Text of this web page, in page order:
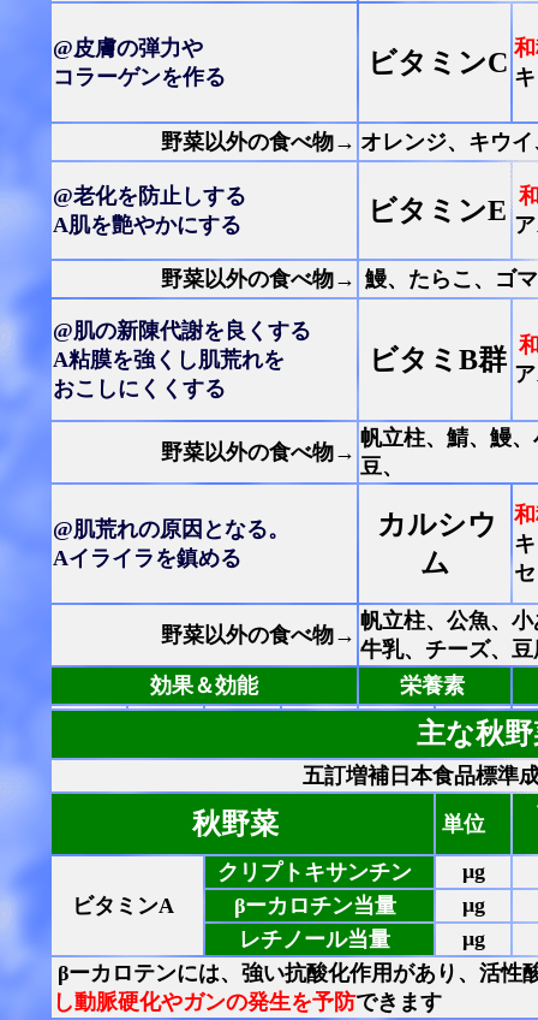
@皮膚の弾力や
コラーゲンを作る
ビタミンC
野菜以外の食べ物→ オレンジ、キウ
@老化を防止しする
A肌を艶やかにする
ビタミンE
野菜以外の食べ物→ 鰻、たらこ、ゴ
@肌の新陳代謝を良くする
A粘膜を強くし肌荒れを
おこしにくくする
ビタミB群
野菜以外の食べ物→
帆立柱、鯖、鰻
豆、
@肌荒れの原因となる。
Aイライラを鎮める
カルシウ
ム
野菜以外の食べ物→
帆立柱、公魚、
牛乳、チーズ、豆
効果＆効能
栄養素
主な秋
五訂増補日本食品標準
秋野菜 単位
ビタミンA
クリプトキサンチン
μg
βーカロチン当量
μg
レチノール当量
μg
βーカロテンには、強い抗酸化作用があり、活性
し動脈硬化やガンの発生を予防できます